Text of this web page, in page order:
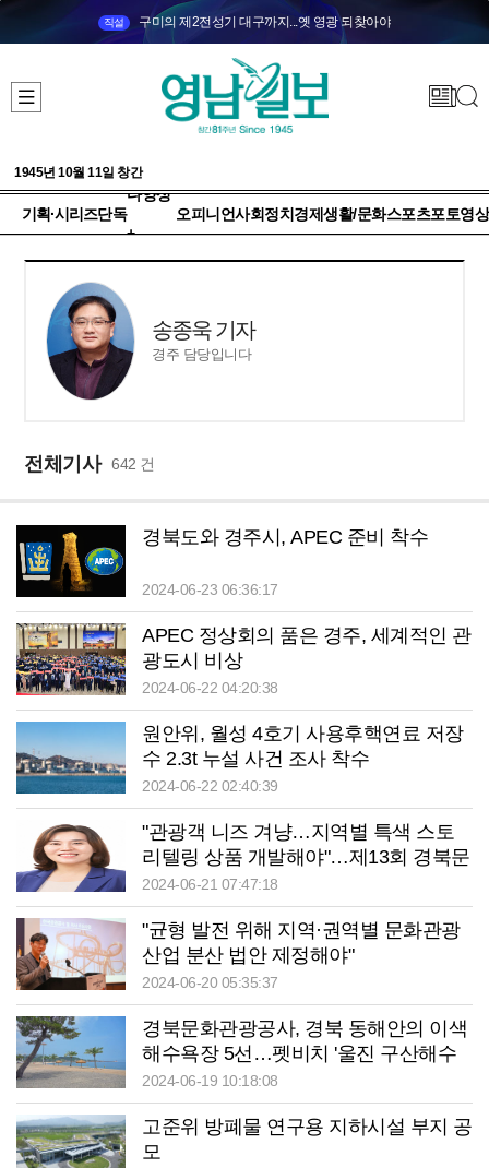
직설 구미의 제2전성기 대구까지...옛 영광 되찾아야
1945년 10월 11일 창간
기획·시리즈단독
다양성
+
오피니언사회정치 경제생활/문화스포츠포토영상
송종욱 기자
경주 담당입니다
전체기사 642 건
경북도와 경주시, APEC 준비 착수
2024-06-23 06:36:17
APEC 정상회의 품은 경주, 세계적인 관
광도시 비상
2024-06-22 04:20:38
원안위, 월성 4호기 사용후핵연료 저장
수 2.3t 누설 사건 조사 착수
2024-06-22 02:40:39
"관광객 니즈 겨냥…지역별 특색 스토
리텔링 상품 개발해야"…제13회 경북문
화관광산업 활성화 심포지엄
2024-06-21 07:47:18
"균형 발전 위해 지역·권역별 문화관광
산업 분산 법안 제정해야"
2024-06-20 05:35:37
경북문화관광공사, 경북 동해안의 이색
해수욕장 5선…펫비치 '울진 구산해수
욕장' 등
2024-06-19 10:18:08
고준위 방폐물 연구용 지하시설 부지 공
모